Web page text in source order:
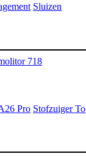
Sluizen
718
Pro Stofzuiger